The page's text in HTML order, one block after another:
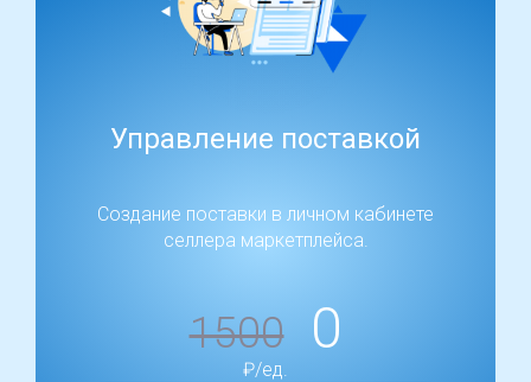
Управление поставкой
Создание поставки в личном кабинете
селлера маркетплейса.
1500 0
₽/ед.